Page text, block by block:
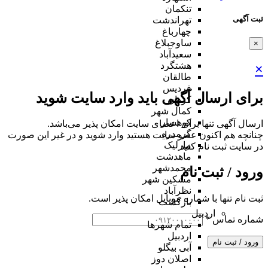
ثبت آگهی
×
×
برای ارسال آگهی باید وارد سایت شوید
ارسال آگهی تنها برای اعضای سایت امکان پذیر می‌باشد.
چنانچه هم‌ اکنون عضو سایت هستید وارد شوید و در غیر این صورت
در سایت ثبت نام کنید
ورود / ثبت نام
ثبت نام تنها با شماره موبایل امکان پذیر است.
شماره تماس*
ورود / ثبت نام
تنکمان
تهراندشت
چهارباغ
ساوجبلاغ
سعیدآباد
هشتگرد
طالقان
فردیس
کردان
کمال شهر
کوهسار
گرمدره
مارلیک
ماهدشت
محمدشهر
مشکین شهر
نظرآباد
بازگشت
اردبیل
تمام شهر‌ها
اردبیل
آبی بیگلو
اصلان دوز